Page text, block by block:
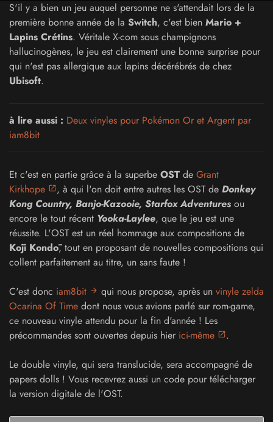
S'il y a bien un jeu auquel personne ne s'attendait lors de la
première bonne année de la Switch, c'est bien Mario +
Lapins Crétins. Véritale X-com sous champignons
hallucinogènes, le jeu est clairement une bonne surprise pour
qui n'est pas allergique aux lapins décérébrés de chez
Ubisoft.
à lire aussi : Deux vinyles pour Pokémon Or et Argent par
iam8bit
Et c'est en partie grâce à la superbe OST de Grant
Kirkhope
, à qui l'on doit entre autres les OST de Donkey
Kong Country, Banjo-Kazooie, Starfox Adventures ou
encore le tout récent Yooka-Laylee, que le jeu est une
réussite. L'OST est un réel hommage aux compositions de
Kōji Kondō, tout en proposant de nouvelles compositions qui
collent parfaitement au titre, un sans faute !
C'est donc iam8bit qui nous propose, après un vinyle zelda
Ocarina Of Time dont nous vous avions parlé sur rom-game,
ce nouveau vinyle attendu pour la fin d'année ! Les
précommandes sont ouvertes depuis hier ici-même .
Le double vinyle, qui sera translucide, sera accompagné de
papers dolls ! Vous recevrez aussi un code pour télécharger
la version digitale de l'OST.